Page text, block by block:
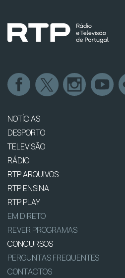
NOTÍCIAS
DESPORTO
TELEVISÃO
RÁDIO
RTP ARQUIVOS
RTP ENSINA
RTP PLAY
EM DIRETO
REVER PROGRAMAS
CONCURSOS
PERGUNTAS FREQUENTES
CONTACTOS